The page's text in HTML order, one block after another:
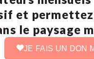
et
le paysage
JE FAIS UN DON